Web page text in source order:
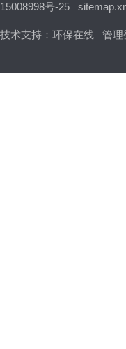
15008998号-25
技术支持： 环保在线 管理